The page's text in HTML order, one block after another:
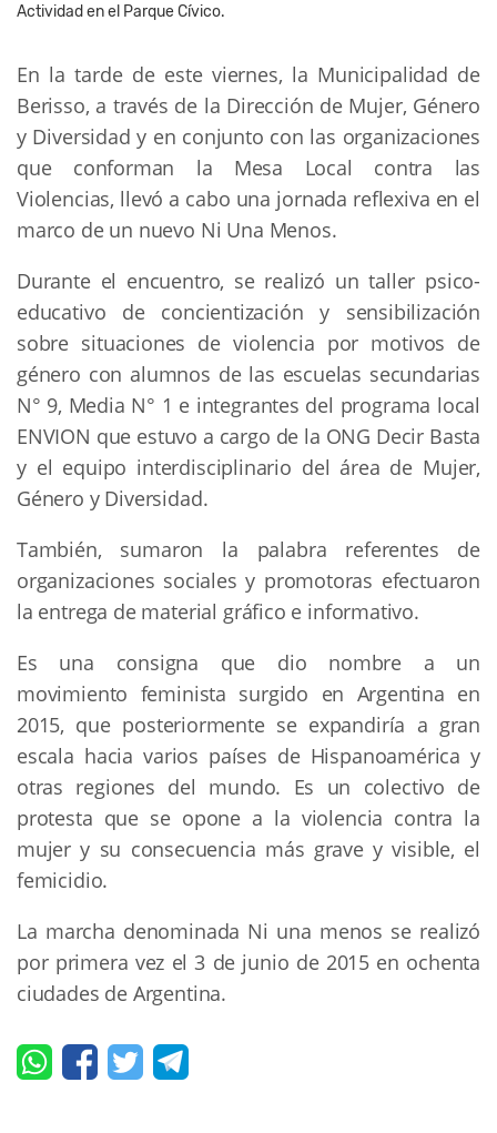
Actividad en el Parque Cívico.
En la tarde de este viernes, la Municipalidad de
Berisso, a través de la Dirección de Mujer, Género
y Diversidad y en conjunto con las organizaciones
que conforman la Mesa Local contra las
Violencias, llevó a cabo una jornada reflexiva en el
marco de un nuevo Ni Una Menos.
Durante el encuentro, se realizó un taller psico-
educativo de concientización y sensibilización
sobre situaciones de violencia por motivos de
género con alumnos de las escuelas secundarias
N° 9, Media N° 1 e integrantes del programa local
ENVION que estuvo a cargo de la ONG Decir Basta
y el equipo interdisciplinario del área de Mujer,
Género y Diversidad.
También, sumaron la palabra referentes de
organizaciones sociales y promotoras efectuaron
la entrega de material gráfico e informativo.
Es una consigna que dio nombre a un
movimiento feminista surgido en Argentina en
2015, que posteriormente se expandiría a gran
escala hacia varios países de Hispanoamérica y
otras regiones del mundo. Es un colectivo de
protesta que se opone a la violencia contra la
mujer y su consecuencia más grave y visible, el
femicidio.
La marcha denominada Ni una menos se realizó
por primera vez el 3 de junio de 2015 en ochenta
ciudades de Argentina.